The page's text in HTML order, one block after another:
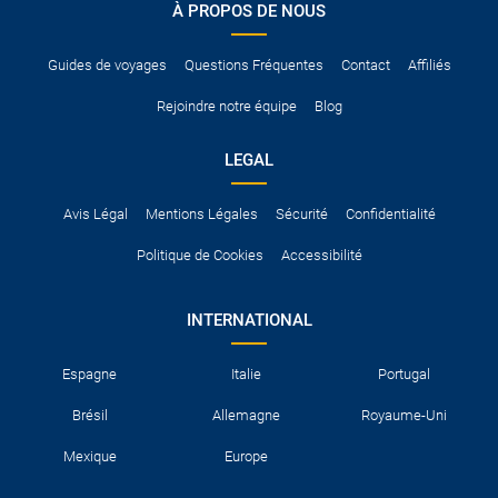
Pour vous en assurer, vous pouvez vous renseigner auprès des
services consulaires du pays concerné.
À PROPOS DE NOUS
Guides de voyages Questions Fréquentes Contact Affiliés
Rejoindre notre équipe Blog
LEGAL
Avis Légal Mentions Légales Sécurité Confidentialité
Politique de Cookies Accessibilité
INTERNATIONAL
Espagne Italie Portugal
Brésil Allemagne Royaume-Uni
Mexique Europe